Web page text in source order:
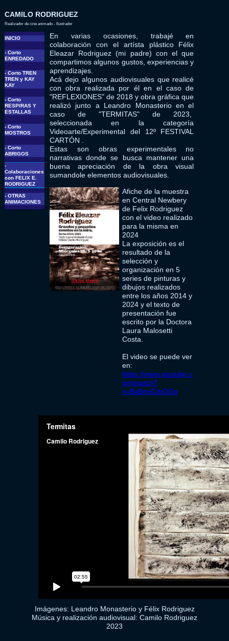
CAMILO RODRIGUEZ
Realizador de cine animado - Ilustrador
INICIO
- Corto
ENREDADO
- Corto TREN
TREN y KAY
KAY
- Corto
RESPIRAS Y
ESTALLAS
- Corto
MOSTROS
- Corto
ABRIGOS
-
Colaboraciones
con FELIX E.
RODRIGUEZ
- OTRAS
ANIMACIONES
En varias ocasiones, trabajé en
colaboración con el artísta plástico Félix
Eleazar Rodriguez (mi padre) con el que
compartimos algunos gustos, experiencias y
aprendizajes.
Acá dejo algunos audiovisuales que realicé
con obra realizada por él en el caso de
"REFLEXIONES" de 2018 y obra gráfica que
realizó junto a Leandro Monasterio en el
caso de "TERMITAS" de 2023,
seleccionada en la categoría
Videoarte/Experimental del 12º FESTIVAL
CARTÓN .
Estas son obras experimentales no
narrativas donde se busca mantener una
buena apreciación de la obra visual
sumandole elementos audiovisuales.
Afiche de la muestra
en Central Newbery
de Felix Rodriguez
con el video realizado
para la misma en
2024
La exposición es el
resultado de la
selección y
organización en 5
series de pinturas y
dibujos realizados
entre los años 2014 y
2024 y el texto de
presentación fue
escrito por la Doctora
Laura Malosetti
Costa.
El video se puede ver
en:
https://www.youtube.c
om/watch?
v=BaBmiCrbQGg
Imágenes: Leandro Monasterio y Félix Rodriguez
Música y realización audiovisual: Camilo Rodriguez
2023